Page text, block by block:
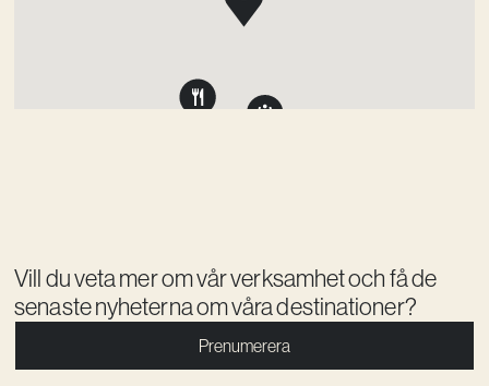
Vill du veta mer om vår verksamhet och få de
senaste nyheterna om våra destinationer?
Prenumerera